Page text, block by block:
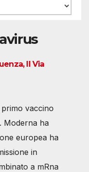
Il Via
vaccino
Moderna ha
europea ha
in
a mRna